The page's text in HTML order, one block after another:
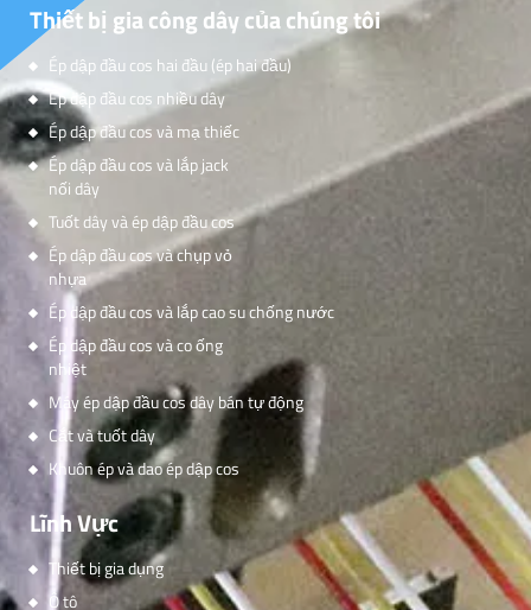
Thiết bị gia công dây của chúng tôi
Ép dập đầu cos hai đầu (ép hai đầu)
Ép dập đầu cos nhiều dây
Ép dập đầu cos và mạ thiếc
Ép dập đầu cos và lắp jack
nối dây
Tuốt dây và ép dập đầu cos
Ép dập đầu cos và chụp vỏ
nhựa
Ép dập đầu cos và lắp cao su chống nước
Ép dập đầu cos và co ống
nhiệt
Máy ép dập đầu cos dây bán tự động
Cắt và tuốt dây
Khuôn ép và dao ép dập cos
Lĩnh Vực
Thiết bị gia dụng
Ô tô